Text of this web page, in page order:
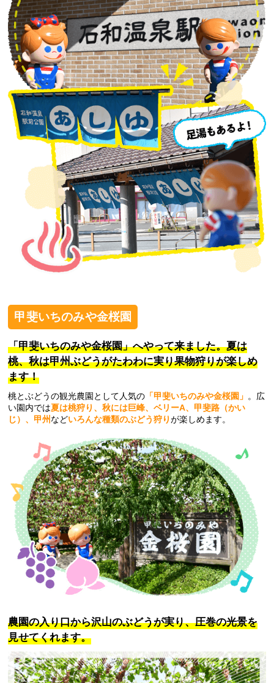
甲斐いちのみや金桜園
「甲斐いちのみや金桜園」へやって来ました。夏は
桃、秋は甲州ぶどうがたわわに実り果物狩りが楽しめ
ます！
桃とぶどうの観光農園として人気の 「甲斐いちのみや金桜園」 。広
い園内では夏は桃狩り、秋には巨峰、ベリーA、甲斐路（かい
じ）、甲州などいろんな種類のぶどう狩りが楽しめます。
農園の入り口から沢山のぶどうが実り、圧巻の光景を
見せてくれます。